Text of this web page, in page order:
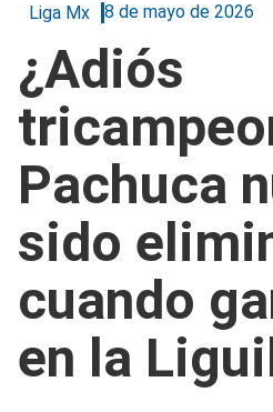
Liga Mx 8 de mayo de 2026
¿Adiós
Pachuca
sido
cuando
en la